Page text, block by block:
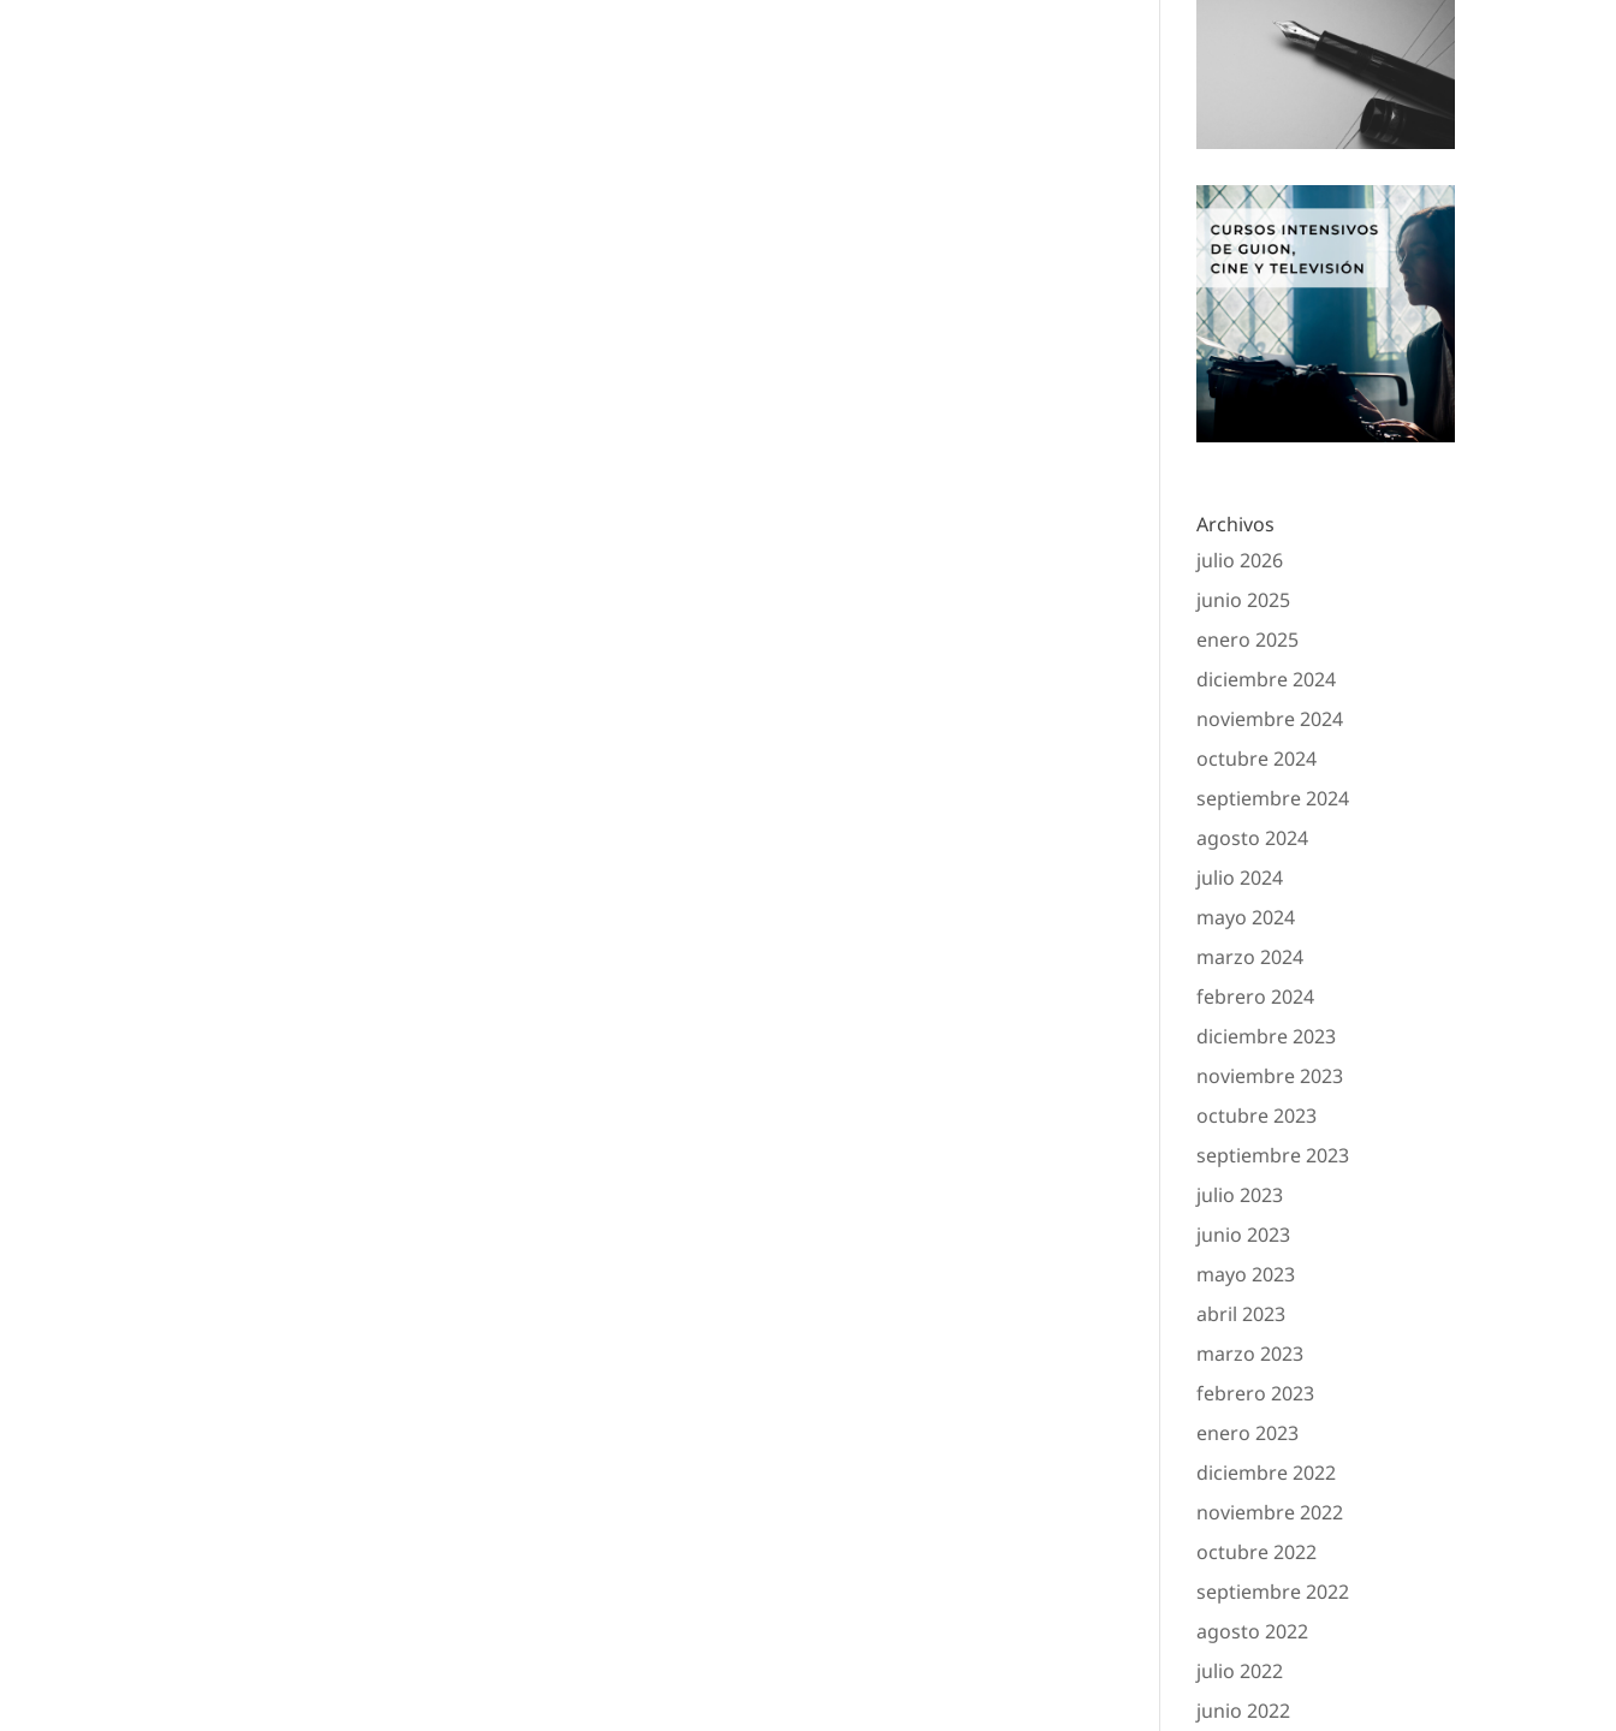
Archivos
julio 2026
junio 2025
enero 2025
diciembre 2024
noviembre 2024
octubre 2024
septiembre 2024
agosto 2024
julio 2024
mayo 2024
marzo 2024
febrero 2024
diciembre 2023
noviembre 2023
octubre 2023
septiembre 2023
julio 2023
junio 2023
mayo 2023
abril 2023
marzo 2023
febrero 2023
enero 2023
diciembre 2022
noviembre 2022
octubre 2022
septiembre 2022
agosto 2022
julio 2022
junio 2022